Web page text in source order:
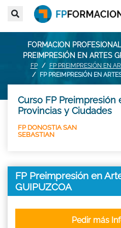
FORMACION
PREIMPRESIÓN EN ARTES
FP
FP PREIMPRESIÓN EN
FP PREIMPRESIÓN EN
Curso FP Preimpresión
Provincias y Ciudades
FP DONOSTIA SAN
SEBASTIAN
FP Preimpresión en
GUIPUZCOA
Pedir más